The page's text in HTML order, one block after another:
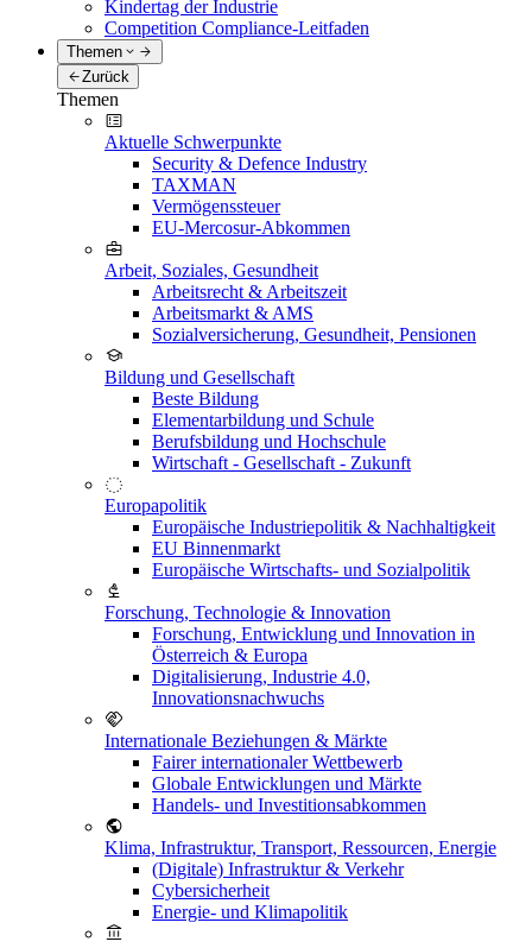
Kindertag der Industrie
Competition Compliance-Leitfaden
Themen
Zurück
Themen
Aktuelle Schwerpunkte
Security & Defence Industry
TAXMAN
Vermögenssteuer
EU-Mercosur-Abkommen
Arbeit, Soziales, Gesundheit
Arbeitsrecht & Arbeitszeit
Arbeitsmarkt & AMS
Sozialversicherung, Gesundheit, Pensionen
Bildung und Gesellschaft
Beste Bildung
Elementarbildung und Schule
Berufsbildung und Hochschule
Wirtschaft - Gesellschaft - Zukunft
Europapolitik
Europäische Industriepolitik & Nachhaltigkeit
EU Binnenmarkt
Europäische Wirtschafts- und Sozialpolitik
Forschung, Technologie & Innovation
Forschung, Entwicklung und Innovation in
Österreich & Europa
Digitalisierung, Industrie 4.0,
Innovationsnachwuchs
Internationale Beziehungen & Märkte
Fairer internationaler Wettbewerb
Globale Entwicklungen und Märkte
Handels- und Investitionsabkommen
Klima, Infrastruktur, Transport, Ressourcen, Energie
(Digitale) Infrastruktur & Verkehr
Cybersicherheit
Energie- und Klimapolitik